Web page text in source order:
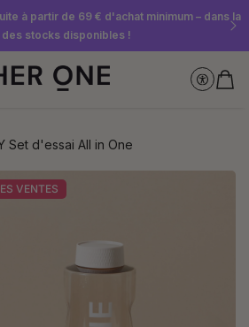
à partir de 69 € d'achat minimum – dans la
des stocks disponibles !
à la newsletter et recevez un bon d'achat
de 10 €
30 % grâce à nos Subscriptions
Set d'essai All in One
VENTES